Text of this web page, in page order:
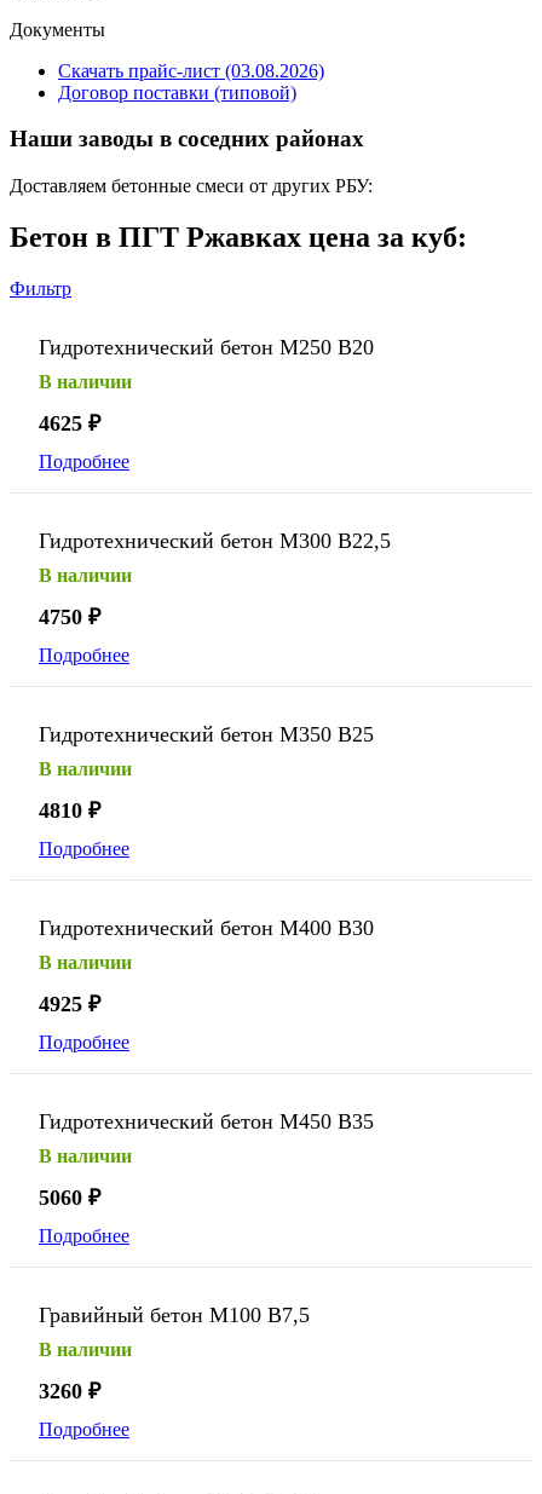
Документы
Скачать прайс-лист (03.08.2026)
Договор поставки (типовой)
Наши заводы в соседних районах
Доставляем бетонные смеси от других РБУ:
Бетон в ПГТ Ржавках цена за куб:
Фильтр
Гидротехнический бетон М250 В20
В наличии
4625 ₽
Подробнее
Гидротехнический бетон М300 В22,5
В наличии
4750 ₽
Подробнее
Гидротехнический бетон М350 В25
В наличии
4810 ₽
Подробнее
Гидротехнический бетон М400 В30
В наличии
4925 ₽
Подробнее
Гидротехнический бетон М450 В35
В наличии
5060 ₽
Подробнее
Гравийный бетон М100 В7,5
В наличии
3260 ₽
Подробнее